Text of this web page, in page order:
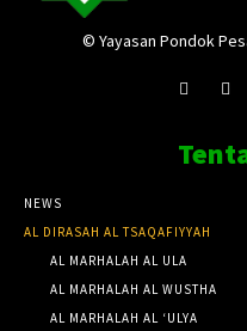
© Yayasan Pondok
NEWS
AL DIRASAH AL TSAQAFIYYAH
AL MARHALAH AL ULA
AL MARHALAH AL WUSTHA
AL MARHALAH AL ‘ULYA